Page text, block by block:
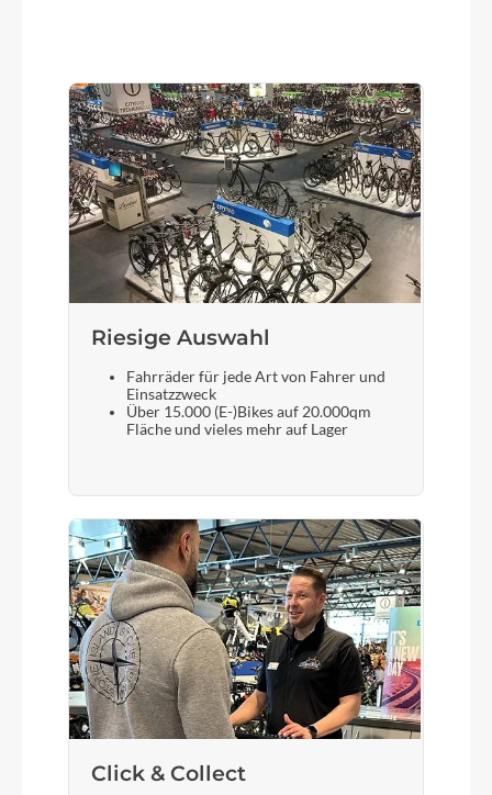
Kette
Shimano Deore M6100 12s
Gewicht
ca. 19,6 kg
Akku
Laufradgröße
29"
Schalthebel
Shimano SLX M7100 12s
Bremshebel
Shimano SLX M7120 4 pistons
Steuersatz
Acros integrated headset with Block Lock'
Riesige Auswahl
Fahrräder für jede Art von Fahrer und
Einsatzzweck
Über 15.000 (E-)Bikes auf 20.000qm
Fläche und vieles mehr auf Lager
Click & Collect